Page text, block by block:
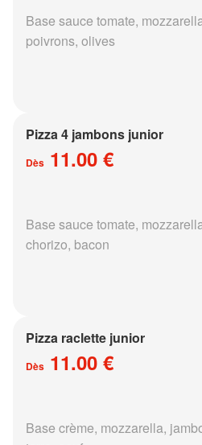
Base sauce tomate,
poivrons, olives
Pizza 4 jambons junior
Dès 11.00 €
Base sauce tomate,
chorizo, bacon
Pizza raclette junior
Dès 11.00 €
Base crème, mozzarella,